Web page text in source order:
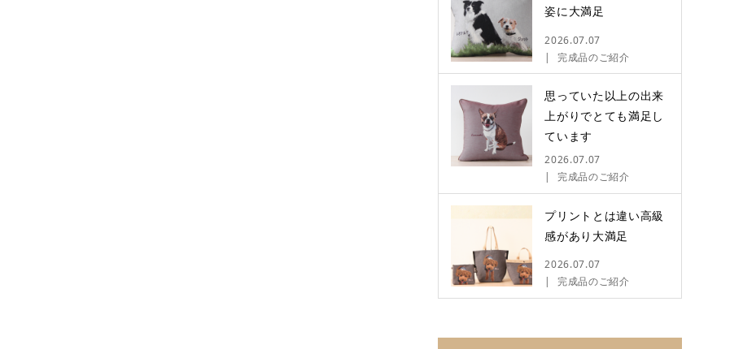
姿に大満足
2026.07.07
完成品のご紹介
思っていた以上の出来
上がりでとても満足し
ています
2026.07.07
完成品のご紹介
プリントとは違い高級
感があり大満足
2026.07.07
完成品のご紹介